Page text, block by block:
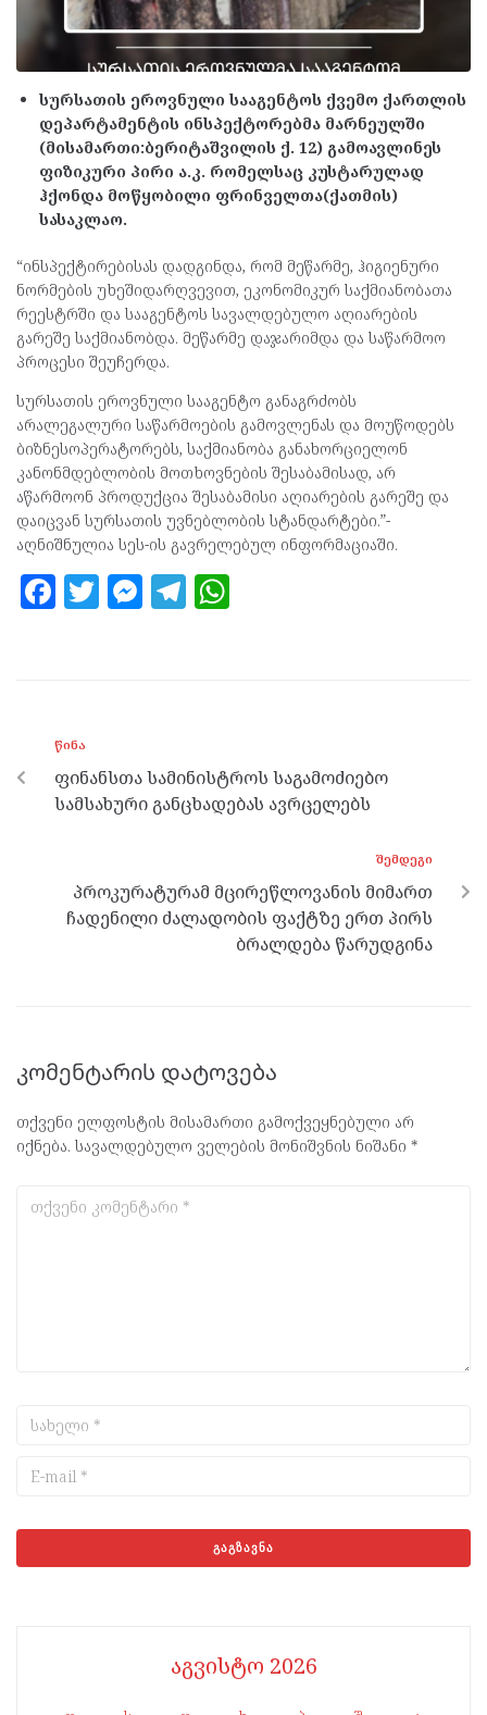
სურსათის ეროვნული სააგენტოს ქვემო ქართლის
დეპარტამენტის ინსპექტორებმა მარნეულში
(მისამართი:ბერიტაშვილის ქ. 12) გამოავლინეს
ფიზიკური პირი ა.კ. რომელსაც კუსტარულად
ჰქონდა მოწყობილი ფრინველთა(ქათმის)
სასაკლაო.
“ინსპექტირებისას დადგინდა, რომ მეწარმე, ჰიგიენური
ნორმების უხეშიდარღვევით, ეკონომიკურ საქმიანობათა
რეესტრში და სააგენტოს სავალდებულო აღიარების
გარეშე საქმიანობდა. მეწარმე დაჯარიმდა და საწარმოო
პროცესი შეუჩერდა.
სურსათის ეროვნული სააგენტო განაგრძობს
არალეგალური საწარმოების გამოვლენას და მოუწოდებს
ბიზნესოპერატორებს, საქმიანობა განახორციელონ
კანონმდებლობის მოთხოვნების შესაბამისად, არ
აწარმოონ პროდუქცია შესაბამისი აღიარების გარეშე და
დაიცვან სურსათის უვნებლობის სტანდარტები.”-
აღნიშნულია სეს-ის გავრელებულ ინფორმაციაში.
F
o
o
k
T M
er
T
m p
p
ᲬᲘᲜᲐ
ფინანსთა სამინისტროს საგამოძიებო
სამსახური განცხადებას ავრცელებს
ᲨᲔᲛᲓᲔᲒᲘ
პროკურატურამ მცირეწლოვანის მიმართ
ჩადენილი ძალადობის ფაქტზე ერთ პირს
ბრალდება წარუდგინა
კომენტარის დატოვება
თქვენი ელფოსტის მისამართი გამოქვეყნებული არ
იქნება. სავალდებულო ველების მონიშვნის ნიშანი *
აგვისტო 2026